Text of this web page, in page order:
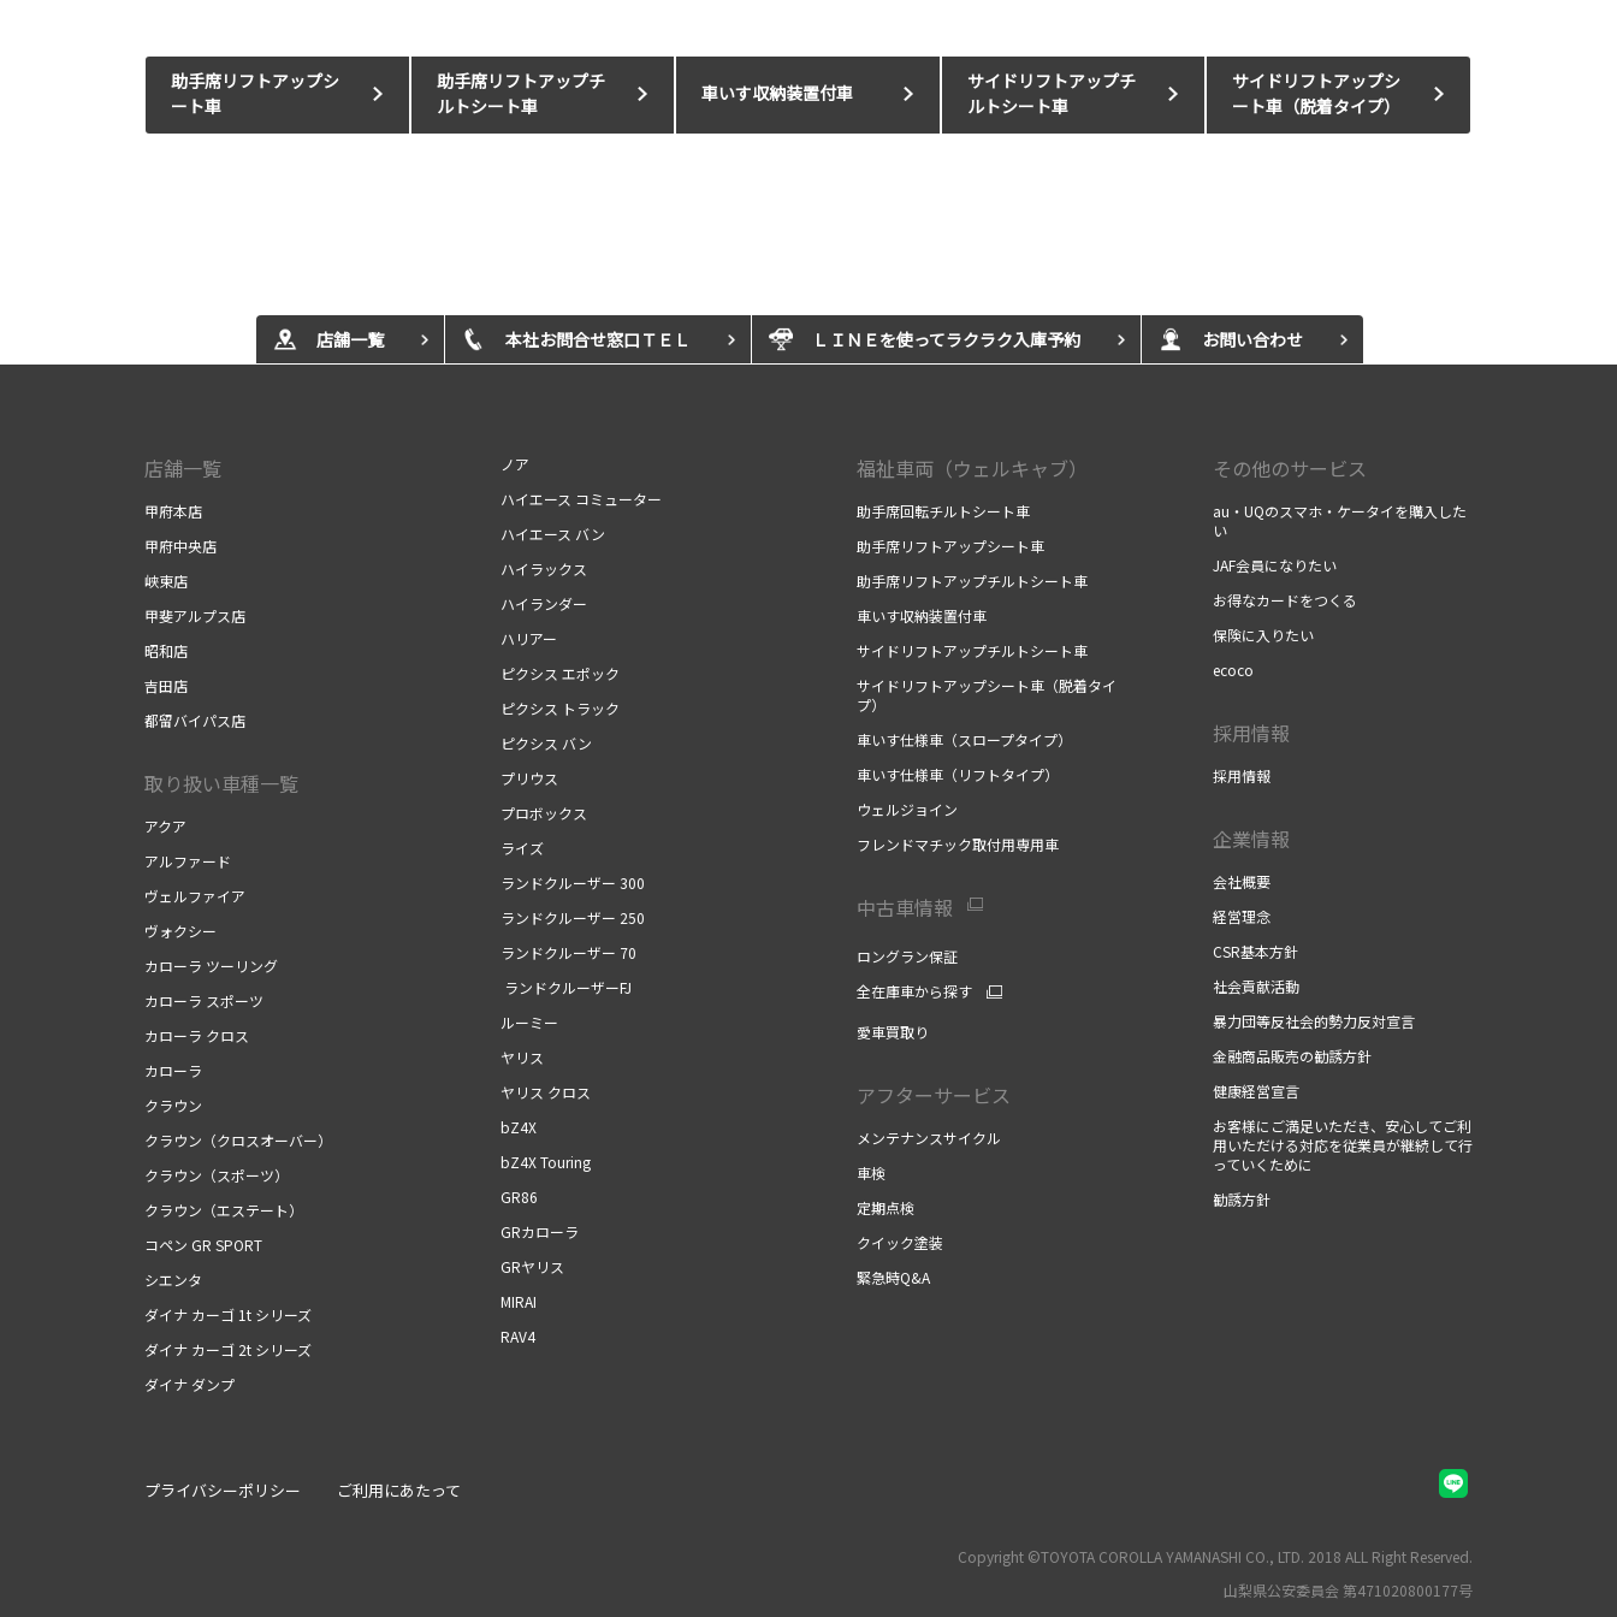
助手席リフトアップシ
ート車
助手席リフトアップチ
ルトシート車
車いす収納装置付車
サイドリフトアップチ
ルトシート車
サイドリフトアップシ
ート車（脱着タイプ）
店舗一覧 本社お問合せ窓口ＴＥＬ ＬＩＮＥを使ってラクラク入庫予約 お問い合わせ
店舗一覧
甲府本店
甲府中央店
峡東店
甲斐アルプス店
昭和店
吉田店
都留バイパス店
取り扱い車種一覧
アクア
アルファード
ヴェルファイア
ヴォクシー
カローラ ツーリング
カローラ スポーツ
カローラ クロス
カローラ
クラウン
クラウン（クロスオーバー）
クラウン（スポーツ）
クラウン（エステート）
コペン GR SPORT
シエンタ
ダイナ カーゴ 1t シリーズ
ダイナ カーゴ 2t シリーズ
ダイナ ダンプ
ノア
ハイエース コミューター
ハイエース バン
ハイラックス
ハイランダー
ハリアー
ピクシス エポック
ピクシス トラック
ピクシス バン
プリウス
プロボックス
ライズ
ランドクルーザー 300
ランドクルーザー 250
ランドクルーザー 70
ランドクルーザーFJ
ルーミー
ヤリス
ヤリス クロス
bZ4X
bZ4X Touring
GR86
GRカローラ
GRヤリス
MIRAI
RAV4
福祉車両（ウェルキャブ）
助手席回転チルトシート車
助手席リフトアップシート車
助手席リフトアップチルトシート車
車いす収納装置付車
サイドリフトアップチルトシート車
サイドリフトアップシート車（脱着タイ
プ）
車いす仕様車（スロープタイプ）
車いす仕様車（リフトタイプ）
ウェルジョイン
フレンドマチック取付用専用車
中古車情報
ロングラン保証
全在庫車から探す
愛車買取り
アフターサービス
メンテナンスサイクル
車検
定期点検
クイック塗装
緊急時Q&A
その他のサービス
au・UQのスマホ・ケータイを購入した
い
JAF会員になりたい
お得なカードをつくる
保険に入りたい
ecoco
採用情報
採用情報
企業情報
会社概要
経営理念
CSR基本方針
社会貢献活動
暴力団等反社会的勢力反対宣言
金融商品販売の勧誘方針
健康経営宣言
お客様にご満足いただき、安心してご利
用いただける対応を従業員が継続して行
っていくために
勧誘方針
プライバシーポリシー ご利用にあたって
Copyright ©TOYOTA COROLLA YAMANASHI CO., LTD. 2018 ALL Right Reserved.
山梨県公安委員会 第471020800177号